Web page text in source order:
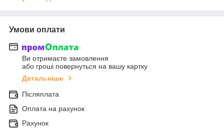
Умови оплати
Ви отримаєте замовлення
або гроші повернуться на вашу картку
Детальніше
Післяплата
Оплата на рахунок
Рахунок